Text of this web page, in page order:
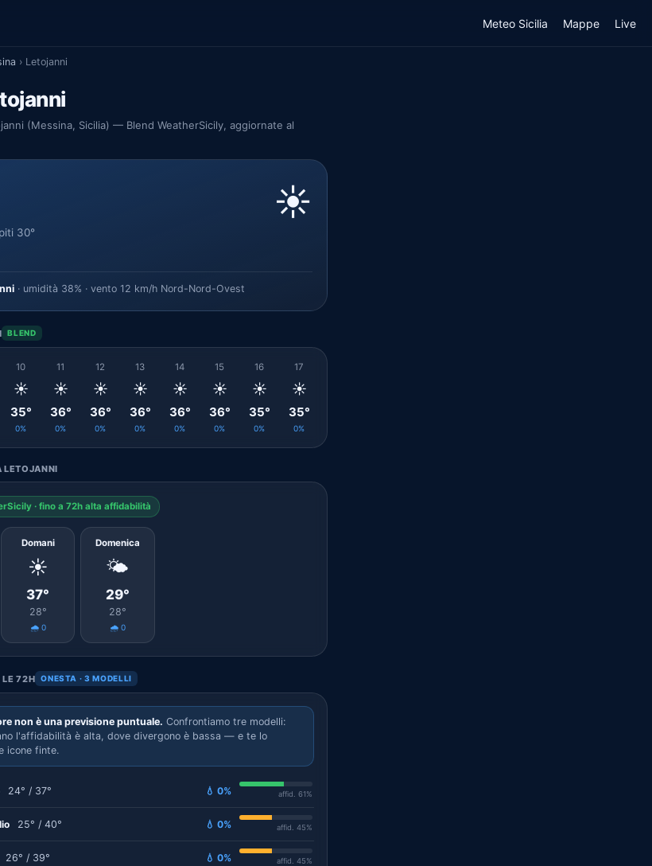
Meteo Sicilia Mappe Live
› Letojanni
(Messina, Sicilia) — Blend WeatherSicily, aggiornate al
30°
☀️
· umidità 38% · vento 12 km/h Nord-Nord-Ovest
BLEND
10
☀️
35°
0%
11
☀️
36°
0%
12
☀️
36°
0%
13
☀️
36°
0%
14
☀️
36°
0%
15
☀️
36°
0%
16
☀️
35°
0%
17
☀️
35°
0%
LETOJANNI
· fino a 72h alta affidabilità
Domani
☀️
37°
28°
🌧️ 0
Domenica
🌤️
29°
28°
🌧️ 0
LE 72H ONESTA · 3 MODELLI
non è una previsione puntuale. Confrontiamo tre modelli:
l'affidabilità è alta, dove divergono è bassa — e te lo
icone finte.
24° / 37° 💧 0% affid. 61%
25° / 40° 💧 0% affid. 45%
26° / 39° 💧 0% affid. 45%